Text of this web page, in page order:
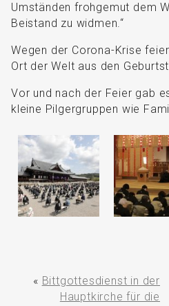
Umständen frohgemut dem
Beistand zu widmen.“
Wegen der Corona-Krise
Ort der Welt aus den
Vor und nach der Feier gab
kleine Pilgergruppen wie
« Bittgottesdienst in der
Hauptkirche für die